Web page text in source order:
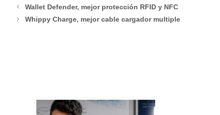
Wallet Defender, mejor protección RFID y NFC
Whippy Charge, mejor cable cargador multiple